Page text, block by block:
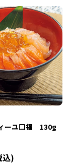
ふくいポーク西京漬詰め
だけで食べられる福井が
ーモン・豚の西京漬けで
す。
ーユ口福 130g
込)